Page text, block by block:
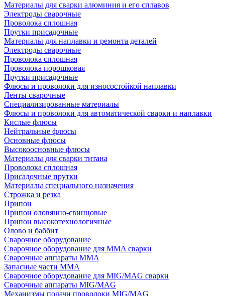
Материалы для сварки алюминия и его сплавов
Электроды сварочные
Проволока сплошная
Прутки присадочные
Материалы для наплавки и ремонта деталей
Электроды сварочные
Проволока сплошная
Проволока порошковая
Прутки присадочные
Флюсы и проволоки для износостойкой наплавки
Ленты сварочные
Специализированные материалы
Флюсы и проволоки для автоматической сварки и наплавки
Кислые флюсы
Нейтральные флюсы
Основные флюсы
Высокоосновные флюсы
Материалы для сварки титана
Проволока сплошная
Присадочные прутки
Материалы специального назначения
Строжка и резка
Припои
Припои оловянно-свинцовые
Припои высокотехнологичные
Олово и баббит
Сварочное оборудование
Сварочное оборудование для MMA сварки
Сварочные аппараты MMA
Запасные части MMA
Сварочное оборудование для MIG/MAG сварки
Сварочные аппараты MIG/MAG
Механизмы подачи проволоки MIG/MAG